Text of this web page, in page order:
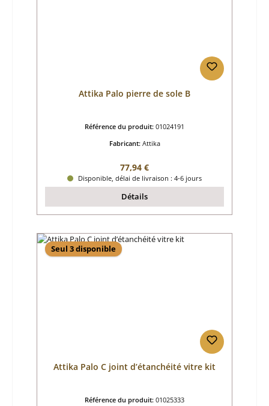
Attika Palo pierre de sole B
Référence du produit: 01024191
Fabricant: Attika
Prix régulier :
77,94 €
Disponible, délai de livraison : 4-6 jours
Détails
Seul 3 disponible
Attika Palo C joint d’étanchéité vitre kit
Référence du produit: 01025333